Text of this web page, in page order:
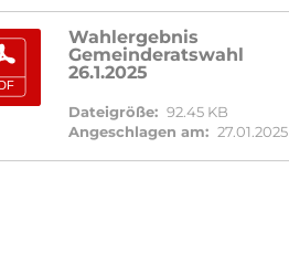
Wahlergebnis
Gemeinderatswahl
26.1.2025
Dateigröße: 92.45 KB
Angeschlagen am: 27.01.2025